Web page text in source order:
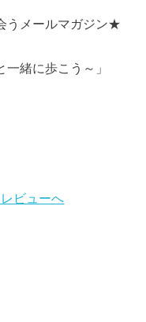
うメールマガジン★
一緒に歩こう～」